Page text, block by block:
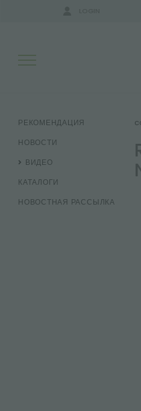
РЕЗУЛЬТАТЫ ПОИСКА:
БОЛЬШЕ РЕЗУЛЬТАТОВ
РЕКОМЕНДАЦИЯ
НОВОСТИ
ВИДЕО
КАТАЛОГИ
НОВОСТНАЯ РАССЫЛКА